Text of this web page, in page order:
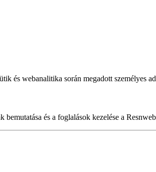
és webanalitika során megadott személyes
és a foglalások kezelése a